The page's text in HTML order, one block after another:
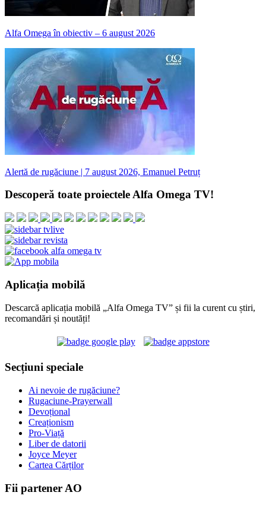
Alfa Omega în obiectiv – 6 august 2026
Alertă de rugăciune | 7 august 2026, Emanuel Petruț
Descoperă toate proiectele Alfa Omega TV!
Aplicația mobilă
Descarcă aplicația mobilă „Alfa Omega TV” și fii la curent cu știri,
recomandări și noutăți!
Secțiuni speciale
Ai nevoie de rugăciune?
Rugaciune-Prayerwall
Devoțional
Creaționism
Pro-Viață
Liber de datorii
Joyce Meyer
Cartea Cărților
Fii partener AO